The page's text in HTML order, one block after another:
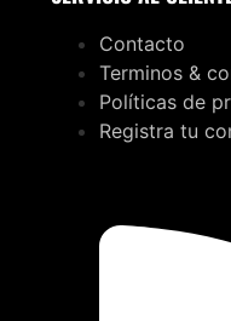
Contacto
Terminos &
Políticas de
Registra tu